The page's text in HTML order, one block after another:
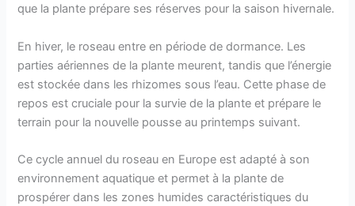
que la plante prépare ses réserves pour la saison hivernale.
En hiver, le roseau entre en période de dormance. Les
parties aériennes de la plante meurent, tandis que l’énergie
est stockée dans les rhizomes sous l’eau. Cette phase de
repos est cruciale pour la survie de la plante et prépare le
terrain pour la nouvelle pousse au printemps suivant.
Ce cycle annuel du roseau en Europe est adapté à son
environnement aquatique et permet à la plante de
prospérer dans les zones humides caractéristiques du